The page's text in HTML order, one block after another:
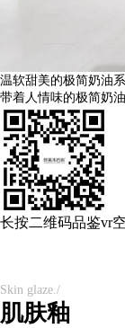
温软甜美的极简奶油
带着人情味的极简奶
长按二维码品鉴vr
Skin glaze./
肌肤釉